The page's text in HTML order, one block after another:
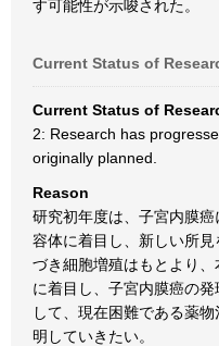
す可能性が示唆された。
Current Status of
Current Status of
2: Research has
originally planned.
Reason
研究初年度は、子宮内膜
容体に着目し、新しい所
づき細胞増殖はもとより
に着目し、子宮内膜癌の
して、現在困難である薬
明していきたい。